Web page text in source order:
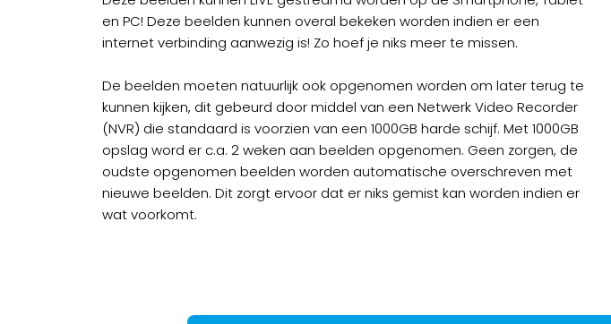
en PC! Deze beelden kunnen overal bekeken worden indien er een
internet verbinding aanwezig is! Zo hoef je niks meer te missen.
De beelden moeten natuurlijk ook opgenomen worden om later terug te
kunnen kijken, dit gebeurd door middel van een Netwerk Video Recorder
(NVR) die standaard is voorzien van een 1000GB harde schijf. Met 1000GB
opslag word er c.a. 2 weken aan beelden opgenomen. Geen zorgen, de
oudste opgenomen beelden worden automatische overschreven met
nieuwe beelden. Dit zorgt ervoor dat er niks gemist kan worden indien er
wat voorkomt.